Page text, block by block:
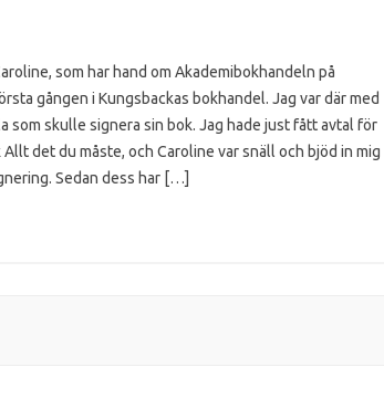
som har hand om Akademibokhandeln på
gången i Kungsbackas bokhandel. Jag var där med
som skulle signera sin bok. Jag hade just fått avtal för
det du måste, och Caroline var snäll och bjöd in mig
Sedan dess har […]